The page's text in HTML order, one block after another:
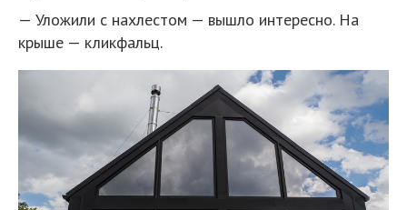
— Уложили с нахлестом — вышло интересно. На
крыше — кликфальц.